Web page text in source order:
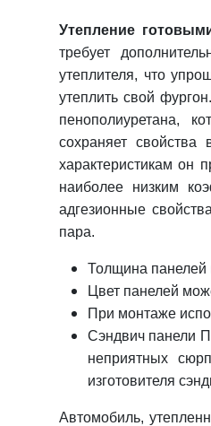
Утепление
требует
утеплителя, что
утеплить свой фургон.
пенополиуретана,
сохраняет
характеристикам он
наиболее низким
адгезионные
пара.
Толщина панелей
Цвет панелей
При монтаже
Сэндвич панели
неприятных
изготовителя
Автомобиль,